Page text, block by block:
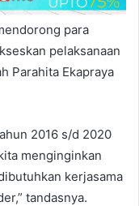
para
pelaksanaan
Parahita Ekapraya
2016 s/d 2020
menginginkan
kerjasama
tandasnya.